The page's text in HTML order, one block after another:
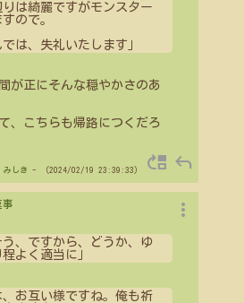
りは綺麗ですがモンスター
ので。
では、失礼いたします」
が正にそんな穏やかさのあ
、こちらも帰路につくだろ
みしき - （2024/02/19 23:39:33） move_up reply
事
う、ですから、どうか、ゆ
よく適当に」
、お互い様ですね。俺も祈
more_vert